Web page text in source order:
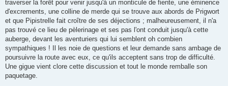
traverser la forêt pour venir jusqu'à un monticule de fiente, une éminence
d'excrements, une colline de merde qui se trouve aux abords de Prigwort
et que Pipistrelle fait croître de ses déjections ; malheureusement, il n'a
pas trouvé ce lieu de pèlerinage et ses pas l'ont conduit jusqu'à cette
auberge, devant les aventuriers qui lui semblent oh combien
sympathiques ! Il les noie de questions et leur demande sans ambage de
poursuivre la route avec eux, ce qu'ils acceptent sans trop de difficulté.
Une gigue vient clore cette discussion et tout le monde remballe son
paquetage.